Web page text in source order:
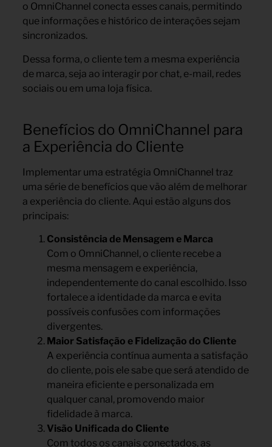
o OmniChannel conecta esses canais, permitindo
que informações e histórico de interações sejam
sincronizados.
Dessa forma, o cliente tem a mesma experiência
de marca, seja ao interagir por chat, e-mail, redes
sociais ou em uma loja física.
Benefícios do OmniChannel para
a Experiência do Cliente
Implementar uma estratégia OmniChannel traz
uma série de benefícios que vão além de melhorar
a experiência do cliente. Aqui estão alguns dos
principais:
Consistência de Mensagem e Marca
Com o OmniChannel, o cliente recebe a
mesma mensagem e experiência,
independentemente do canal escolhido. Isso
fortalece a identidade da marca e evita
possíveis confusões com informações
divergentes.
Maior Satisfação e Fidelização do Cliente
A experiência contínua aumenta a satisfação
do cliente, pois ele sabe que será atendido de
maneira eficiente e personalizada em
qualquer canal, promovendo maior
fidelidade à marca.
Visão Unificada do Cliente
Com todos os canais conectados, as